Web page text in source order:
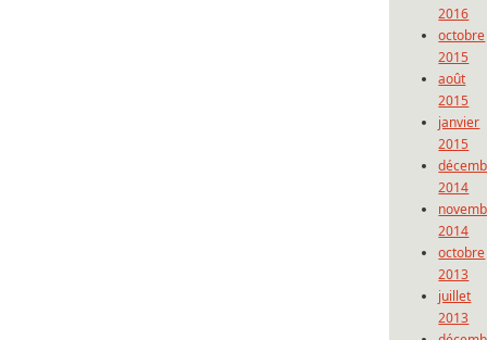
2016
octobre
2015
août
2015
janvier
2015
2014
2014
octobre
2013
juillet
2013